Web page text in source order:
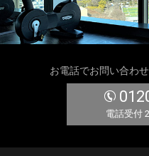
お電話でお問い合わ
電話受付